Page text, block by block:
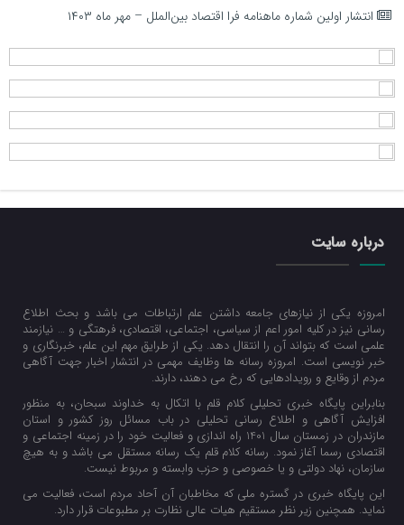
انتشار اولین شماره ماهنامه فرا اقتصاد بین‌الملل – مهر ماه ۱۴۰۳
درباره سایت
امروزه یکی از نیازهای جامعه داشتن علم ارتباطات می باشد و بحث اطلاع
رسانی نیز در کلیه امور اعم از سیاسی، اجتماعی، اقتصادی، فرهتگی و … نیازمند
علمی است که بتواند آن را انتقال دهد. یکی از طرایق مهم این علم، خبرنگاری و
خبر نویسی است. امروزه رسانه ها وظایف مهمی در انتشار اخبار جهت آگاهی
مردم از وقایع و رویدادهایی که رخ می دهند، دارند.
بنابراین پایگاه خبری تحلیلی کلام قلم با اتکال به خداوند سبحان، به منظور
افزایش آگاهی و اطلاع رسانی تحلیلی در باب مسائل روز کشور و استان
مازندران در زمستان سال 1401 راه اندازی و فعالیت خود را در زمینه اجتماعی و
اقتصادی رسما آغاز نمود. رسانه کلام قلم یک رسانه مستقل می باشد و به هیچ
سازمان، نهاد دولتی و یا خصوصی و حزب وابسته و مربوط نیست.
این پایگاه خبری در گستره ملی که مخاطبان آن آحاد مردم است، فعالیت می
نماید. همچنین زیر نظر مستقیم هیات عالی نظارت بر مطبوعات قرار دارد.